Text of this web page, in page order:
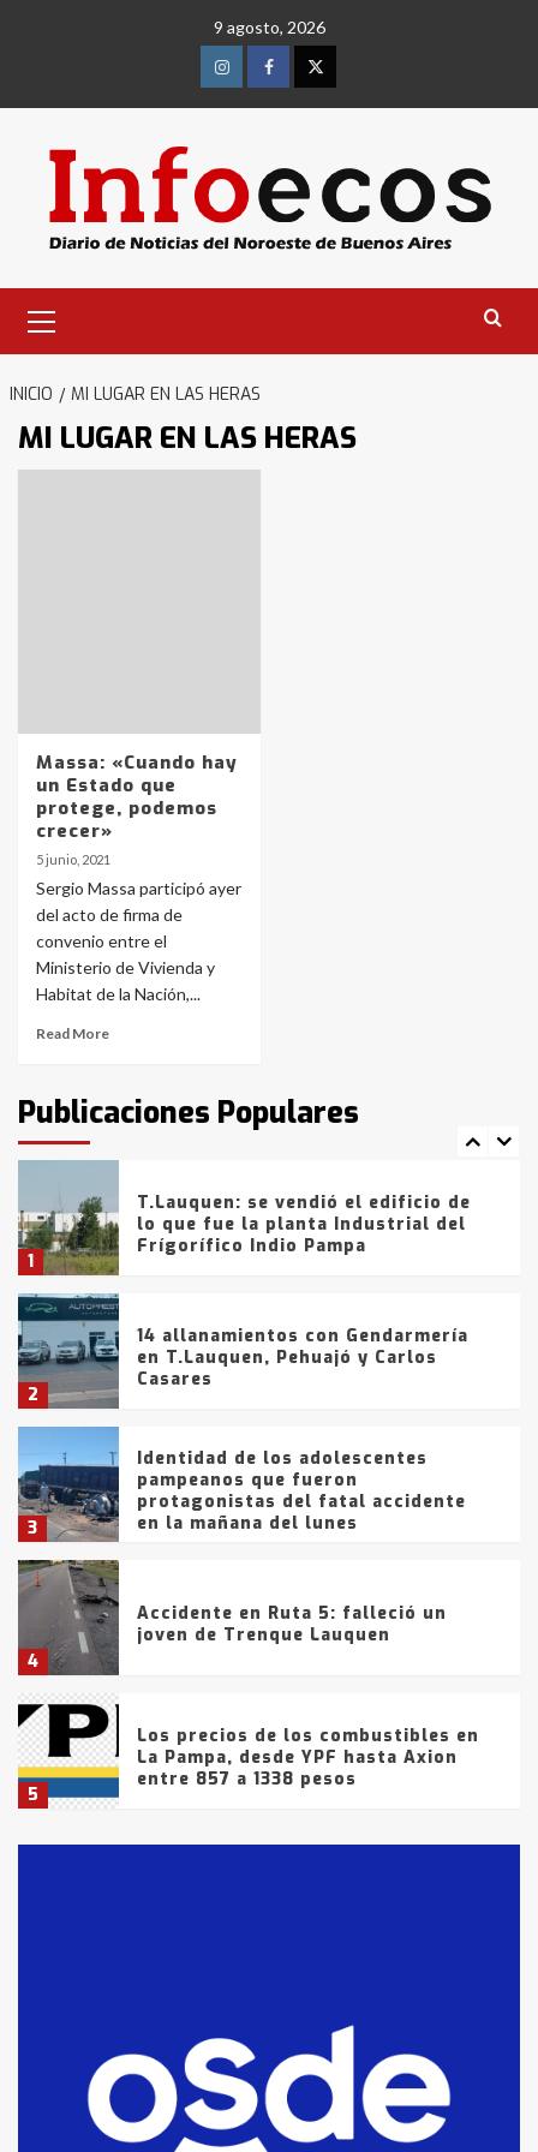
9 agosto, 2026
InstagramFacebookTwitter
primario
INICIO MI LUGAR EN LAS HERAS
MI LUGAR EN LAS HERAS
Massa: «Cuando hay
un Estado que
protege, podemos
crecer»
5 junio, 2021
Sergio Massa participó ayer
del acto de firma de
convenio entre el
Ministerio de Vivienda y
Habitat de la Nación,...
Read More
Publicaciones Populares
4
5
Los precios de los combustibles en
6
La Bolsa de Cereales de Bahía
Blanca anticipa que Agosto vendrá
con lluvias y heladas, en gran parte
de la provincia
fueron detenidos por
comercialización de drogas en la
tarde del sábado
1
T.Lauquen: se vendió el edificio de
lo que fue la planta Industrial del
Frígorífico Indio Pampa
2
14 allanamientos con Gendarmería
en T.Lauquen, Pehuajó y Carlos
Casares
3
Identidad de los adolescentes
pampeanos que fueron
protagonistas del fatal accidente
en la mañana del lunes
4
Accidente en Ruta 5: falleció un
joven de Trenque Lauquen
5
Los precios de los combustibles en
La Pampa, desde YPF hasta Axion
entre 857 a 1338 pesos
fueron detenidos por
comercialización de drogas en la
tarde del sábado
T.Lauquen: se vendió el edificio de